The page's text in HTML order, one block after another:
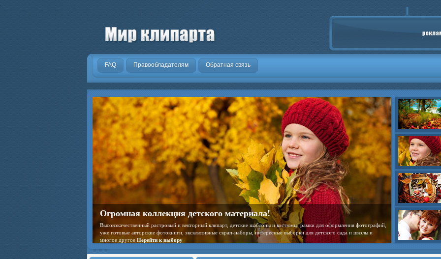
.
FAQ Правообладателям Обратная связь
Огромная коллекция детского материала!
Высококачественный растровый и векторный клипарт, детские шаблоны и костюмы, рамки для оформления фотографий,
уже готовые авторские фотокниги, эксклюзивные скрап-наборы, интересные выборки для детского сада и школы и
многое другое Перейти к выбору